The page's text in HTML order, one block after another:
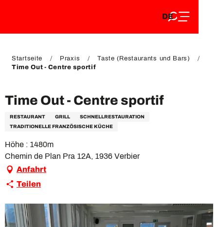
EN
DE
FR
Startseite Praxis
Taste (Restaurants und Bars)
Time Out - Centre sportif
Time Out - Centre sportif
RESTAURANT GRILL
SCHNELLRESTAURATION
TRADITIONELLE FRANZÖSISCHE KÜCHE
Höhe : 1480m
Chemin de Plan Pra 12A, 1936 Verbier
Anfahrt
Teilen